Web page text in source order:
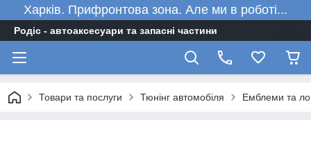
Харків. Прифронтова зона. Але ми в роботі...
Родіс - автоаксесуари та запасні частини
Товари та послуги Тюнінг автомобіля Емблеми та